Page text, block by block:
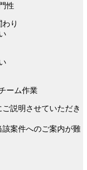
性
り
ム作業
説明させていただき
案件へのご案内が難